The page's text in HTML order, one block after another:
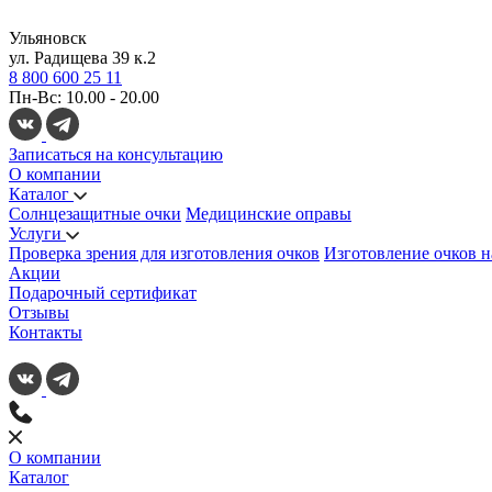
Ульяновск
ул. Радищева 39 к.2
8 800 600 25 11
Пн-Вс: 10.00 - 20.00
Записаться на консультацию
О компании
Каталог
Солнцезащитные очки Медицинские оправы
Услуги
Проверка зрения для изготовления очков Изготовление очков
Акции
Подарочный сертификат
Отзывы
Контакты
О компании
Каталог